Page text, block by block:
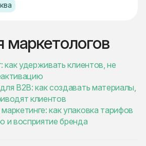
маркетологов
как удерживать клиентов, не
B2B: как создавать материалы,
клиентов
как упаковка тарифов
и восприятие бренда